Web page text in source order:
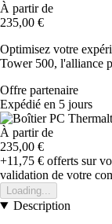
À partir de
235,00 €
Optimisez votre
Tower 500, l'alliance
Offre partenaire
Expédié en 5 jours
À partir de
235,00 €
+11,75 € offerts sur
validation de votre
Loading...
Description